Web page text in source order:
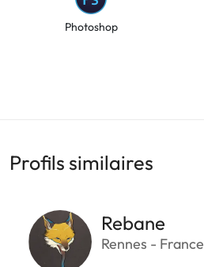
Photoshop
Profils similaires
Rebane
Rennes - France